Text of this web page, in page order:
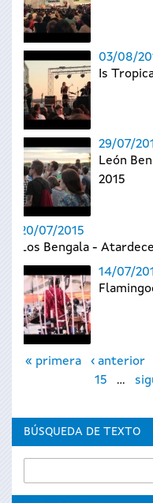
03/08/
Is
29/07/
León
2015
20/07/2015
Los Bengala -
14/07/
Páginas
« primera ‹ anterior
15
…
BÚSQUEDA DE TEXTO